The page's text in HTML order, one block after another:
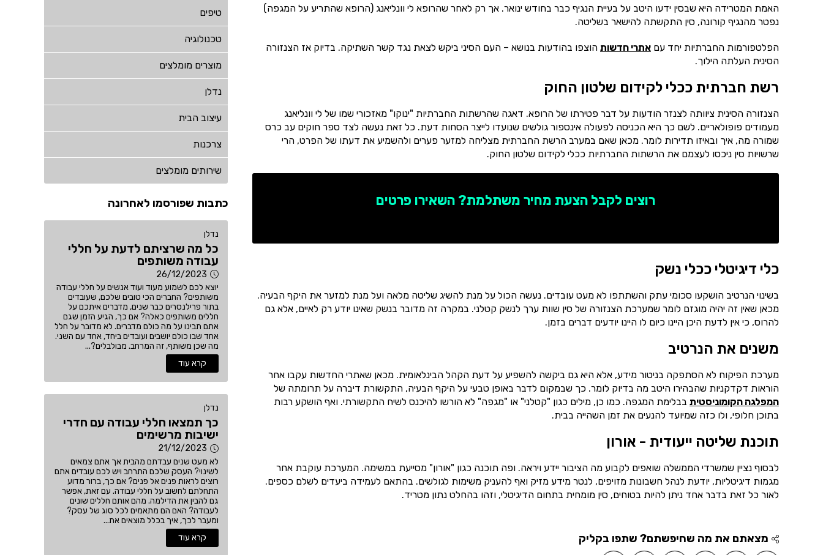
האמת המטרידה היא שבסין ידעו היטב על בעיית הנגיף כבר בחודש ינואר. אך רק לאחר שהרופא לי וונליאנג (הרופא שהתריע על המגפה)
נפטר מהנגיף קורונה, סין התקשתה להישאר בשליטה.
הפלטפורמות החברתיות יחד עם אתרי חדשות הוצפו בהודעות בנושא – העם הסיני ביקש לצאת נגד קשר השתיקה. בדיוק אז הצנזורה
הסינית העלתה הילוך.
רשת חברתית ככלי לקידום שלטון החוק
הצנזורה הסינית ציוותה לצנזר הודעות על דבר פטירתו של הרופא. דאגה שהרשתות החברתיות "ינוקו" מאזכורי שמו של לי וונליאנג
מעמודים פופולאריים. לשם כך היא הכניסה לפעולה אינספור גולשים שנועדו לייצר הסחות דעת. כל זאת נעשה לצד ספר חוקים עב כרס
שמורה מה, איך ובאיזו תדירות לומר. מכאן שאם במערב הרשת החברתית מצליחה למזער פערים ולהשמיע את דעתו של הפרט, הרי
שרשויות סין ניכסו לעצמם את הרשתות החברתיות ככלי לקידום שלטון החוק.
רוצים לקבל הצעת מחיר משתלמת? השאירו פרטים
כלי דיגיטלי ככלי נשק
בשינוי הנרטיב הושקעו סכומי עתק והשתתפו לא מעט עובדים. נעשה הכול על מנת להשיג שליטה מלאה ועל מנת למזער את היקף הבעיה.
מכאן שאין זה יהיה מוגזם לומר שמערכת הצנזורה של סין שוות ערך לנשק קטלני. במקרה זה מדובר בנשק שאינו יודע רק לאיים, אלא גם
להרוס, כי אין לדעת היכן היינו כיום לו היינו יודעים דברים בזמן.
משנים את הנרטיב
מערכת הפיקוח לא הסתפקה בניטור מידע, אלא היא גם ביקשה להשפיע על דעת הקהל הבינלאומית. מכאן שאתרי החדשות עקבו אחר
הוראות דקדקניות שהבהירו היטב מה בדיוק לומר. כך שבמקום לדבר באופן טבעי על היקף הבעיה, התקשורת דיברה על תרומתה של
המפלגה הקומוניסטית בבלימת המגפה. כמו כן, מילים כגון "קטלני" או "מגפה" לא הורשו להיכנס לשיח התקשורתי. ואף הושקע רבות
בתוכן חלופי, ולו כזה שמיועד להנעים את זמן השהייה בבית.
תוכנת שליטה ייעודית - אורון
לבסוף נציין שמשרדי הממשלה שואפים לקבוע מה הציבור יידע ויראה. ופה תוכנה כגון "אורון" מסייעת במשימה. המערכת עוקבת אחר
מגמות דיגיטליות, יודעת לנהל חשבונות מזויפים, לנטר מידע מזיק ואף להעניק משימות לגולשים. בהתאם לעמידה ביעדים לשלם כספים.
לאור כל זאת בדבר אחד ניתן להיות בטוחים, סין מומחית בתחום הדיגיטלי, וזהו בהחלט נתון מטריד.
מצאתם את מה שחיפשתם? שתפו בקליק
טיפים
טכנולוגיה
מוצרים מומלצים
נדלן
עיצוב הבית
צרכנות
שירותים מומלצים
כתבות שפורסמו לאחרונה
נדלן
כל מה שרציתם לדעת על חללי
עבודה משותפים
26/12/2023
יוצא לכם לשמוע מעוד ועוד אנשים על חללי עבודה
משותפים? החברים הכי טובים שלכם, שעובדים
בתור פרילנסרים כבר שנים, מדברים איתכם על
חללים משותפים כאלה? אם כך, הגיע הזמן שגם
אתם תבינו על מה כולם מדברים. לא מדובר על חלל
אחד שבו כולם יושבים ועובדים ביחד, אחד עם השני.
מה שכן משותף, זה המרחב. מבולבלים?...
קרא עוד
נדלן
כך תמצאו חללי עבודה עם חדרי
ישיבות מרשימים
21/12/2023
לא מעט שנים עבדתם מהבית אך אתם צמאים
לשינוי? העסק שלכם התרחב ויש לכם עובדים אתם
רוצים לראות פנים אל פנים? אם כך, ברור מדוע
התחלתם לחשוב על חללי עבודה. עם זאת, אפשר
גם להבין את הדילמה. מהם אותם חללים שונים
לעבודה? האם הם מתאמים לכל סוג של עסק?
ומעבר לכך, איך בכלל מוצאים את...
קרא עוד